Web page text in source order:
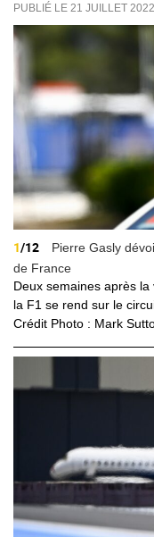
PUBLIÉ LE 21 JUILLET
1/12
Pierre Gasly
de France
Deux semaines après la
la F1 se rend sur le
Crédit Photo : Mark